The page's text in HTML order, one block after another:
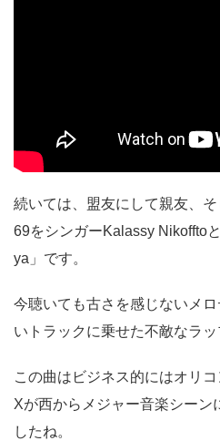
続いては、盟友にして親友、
69をシンガーKalassy Nikoffto
ya」です。
今聴いても古さを感じないメ
いトラックに乗せた不敵なラッ
この曲はビジネス的にはオリ
Xが西からメジャー音楽シーン
したね。